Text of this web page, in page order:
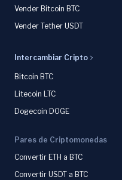
Vender Bitcoin BTC
Vender Tether USDT
Intercambiar Cripto
Bitcoin BTC
Litecoin LTC
Dogecoin DOGE
Pares de Criptomonedas
Convertir ETH a BTC
Convertir USDT a BTC